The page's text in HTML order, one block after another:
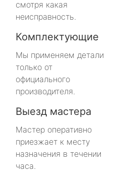
смотря какая
неисправность.
Комплектующие
Мы применяем детали
только от
официального
производителя.
Выезд мастера
Мастер оперативно
приезжает к месту
назначения в течении
часа.